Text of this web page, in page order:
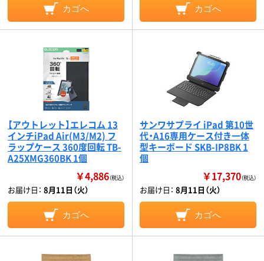
カゴへ カゴへ
【アウトレット】エレコム 13
インチiPad Air(M3/M2) フ
ラップケース 360度回転 TB-
A25XMG360BK 1個
￥4,886（税込）
お届け日： 8月11日（火）
カゴへ
サンワサプライ iPad 第10世
代・A16専用ケース付き一体
型キーボード SKB-IP8BK 1
個
￥17,370（税込）
お届け日： 8月11日（火）
カゴへ